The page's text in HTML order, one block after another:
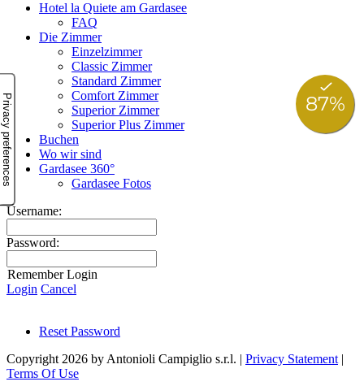
Hotel la Quiete am Gardasee
FAQ
Die Zimmer
Einzelzimmer
Classic Zimmer
Standard Zimmer
Comfort Zimmer
Superior Zimmer
Superior Plus Zimmer
Buchen
Wo wir sind
Gardasee 360°
Gardasee Fotos
Username:
Password:
Remember Login
Login Cancel
Reset Password
Copyright 2026 by Antonioli Campiglio s.r.l. | Privacy Statement |
Terms Of Use